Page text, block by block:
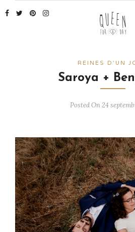
REINES D'UN
Saroya +
Posted On 24